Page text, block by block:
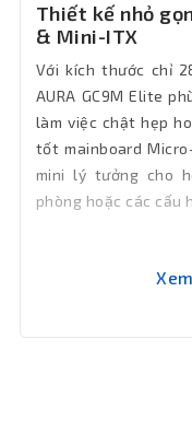
Bảo hành
Thiết kế nhỏ
& Mini-ITX
Với kích thước chỉ
AURA GC9M Elite
làm việc chật hẹp
tốt mainboard
mini lý tưởng cho
phòng hoặc các cấu